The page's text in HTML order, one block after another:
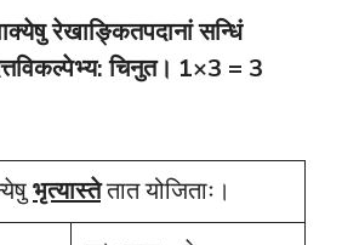
रेखाङ्कितपदानां सन्धिं
चिनुत। 1×3 = 3
भृत्यास्तेतात योजिताः।